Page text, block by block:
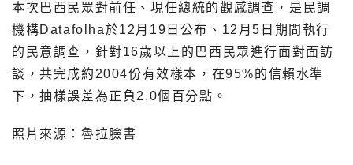
本次巴西民眾對前任、現任總統的觀感調查，是民調
機構Datafolha於12月19日公布、12月5日期間執行
的民意調查，針對16歲以上的巴西民眾進行面對面訪
談，共完成約2004份有效樣本，在95%的信賴水準
下，抽樣誤差為正負2.0個百分點。
照片來源：魯拉臉書